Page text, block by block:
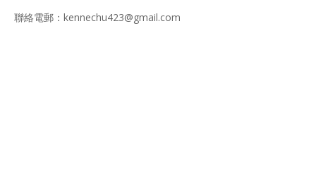
聯絡電郵：kennechu423@gmail.com